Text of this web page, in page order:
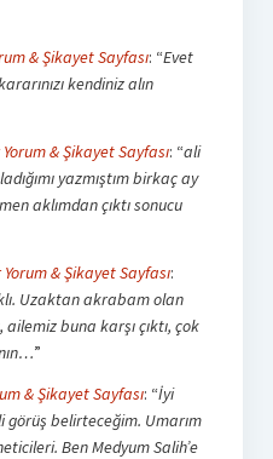
& Şikayet Sayfası: “Evet
kendiniz alın
& Şikayet Sayfası: “ali
yazmıştım birkaç ay
aklımdan çıktı sonucu
& Şikayet Sayfası:
Uzaktan akrabam olan
buna karşı çıktı, çok
”
& Şikayet Sayfası: “İyi
belirteceğim. Umarım
Ben Medyum Salih’e